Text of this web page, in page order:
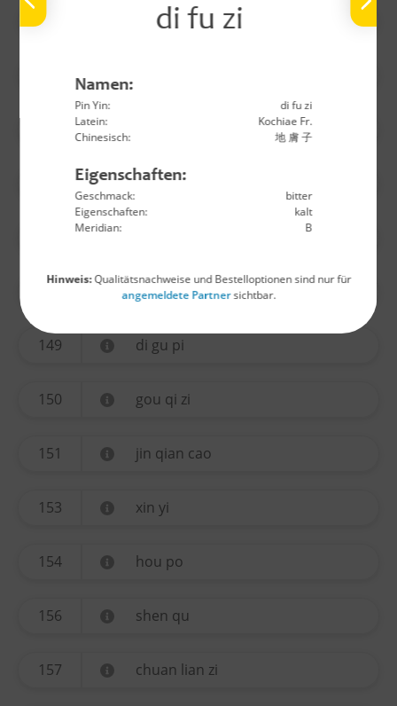
di fu zi
Namen:
Pin Yin:
di fu zi
Latein:
Kochiae Fr.
Chinesisch:
地 膚 子
Eigenschaften:
Geschmack:
bitter
Eigenschaften:
kalt
Meridian:
B
Hinweis:Qualitätsnachweise und Bestelloptionen sind nur für
angemeldete Partnersichtbar.
140 wu yao
long yan rou
sang ji sheng
149 di gu pi
150 gou qi zi
151 jin qian cao
153 xin yi
154 hou po
156 shen qu
157 chuan lian zi